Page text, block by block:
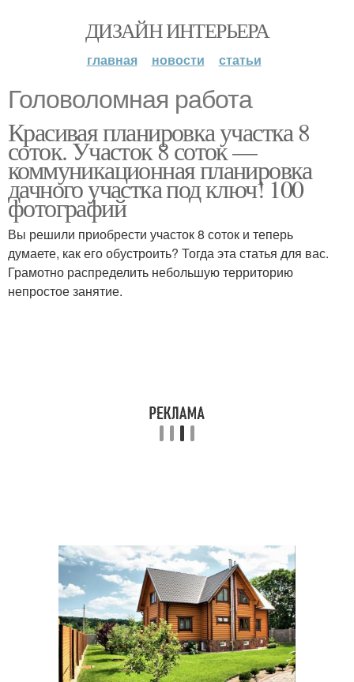
ДИЗАЙН ИНТЕРЬЕРА
главная новости статьи
Головоломная работа
Красивая планировка участка 8
соток. Участок 8 соток —
коммуникационная планировка
дачного участка под ключ! 100
фотографий
Вы решили приобрести участок 8 соток и теперь
думаете, как его обустроить? Тогда эта статья для вас.
Грамотно распределить небольшую территорию
непростое занятие.